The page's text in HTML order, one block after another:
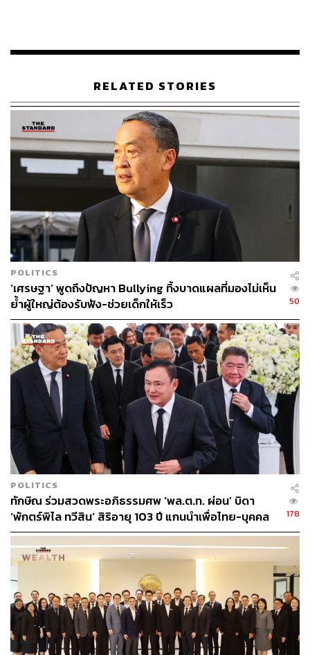
ส่วนแนวโน้มกำไรของกลุ่มแบงก์ในปีนี้ หลังจากที่ไตรมาส 1
ทำได้ราว 6.39 หมื่นล้านบาท เพิ่มขึ้น 4.5% จากปีก่อน ตฤณ
กล่าวเพิ่มเติมว่า แนวโน้มกำไรในไตรมาส 2 น่าจะเติบโตทั้ง
จากไตรมาสแรกและจากปีก่อน หลังจากที่บางแบงก์ตั้งสำรอง
ไปค่อนข้างสูงในไตรมาสแรก ขณะเดียวกันเงินปันผลจากเงิน
ลงทุนของแบงก์ส่วนมากจะเข้ามาในช่วงไตรมาส 2
ดร.พิพัฒน์ เหลืองนฤมิตชัย หัวหน้านักเศรษฐศาสตร์ KKP
Research บล.เกียรตินาคินภัทร เปิดเผยว่า การตัดสินใจลด
ดอกเบี้ยของบรรดาธนาคารต่างๆ สะท้อนว่าธนาคารน่าจะ
เล็งเห็นว่าเป็นสิ่งที่มีความจำเป็นในเวลานี้คือ การลดภาระ
ระยะสั้นให้กับลูกหนี้
“ส่วนผลกระทบต่อธนาคารต่างๆ อาจจะมีบ้างแต่ไม่มากนัก
เพราะไม่ใช่การลดดอกเบี้ยสำหรับพอร์ตสินเชื่อทั้งหมด”
RELATED STORIES
POLITICS
‘เศรษฐา’ พูดถึงปัญหา Bullying ทิ้งบาดแผลที่มองไม่เห็น
ย้ำผู้ใหญ่ต้องรับฟัง-ช่วยเด็กให้เร็ว
50
POLITICS
ทักษิณ ร่วมสวดพระอภิธรรมศพ ‘พล.ต.ท. ผ่อน’ บิดา
‘พักตร์พิไล ทวีสิน’ สิริอายุ 103 ปี แกนนำเพื่อไทย-บุคคล
หลากวงการร่วมอาลัย
178